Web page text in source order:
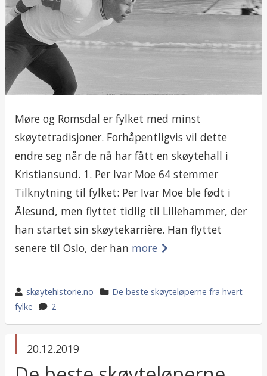
Møre og Romsdal er fylket med minst
skøytetradisjoner. Forhåpentligvis vil dette
endre seg når de nå har fått en skøytehall i
Kristiansund. 1. Per Ivar Moe 64 stemmer
Tilknytning til fylket: Per Ivar Moe ble født i
Ålesund, men flyttet tidlig til Lillehammer, der
han startet sin skøytekarrière. Han flyttet
senere til Oslo, der han more
wrote
by
skøytehistorie.no
category
De beste skøyteløperne fra hvert
fylke
2
published
20.12.2019